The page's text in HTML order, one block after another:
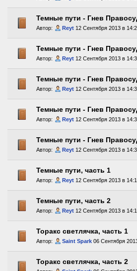
Темные пути - Гнев
Автор: Reyt 12 Сентября 2013 в
Темные пути - Гнев
Автор: Reyt 12 Сентября 2013 в
Темные пути - Гнев
Автор: Reyt 12 Сентября 2013 в
Темные пути - Гнев
Автор: Reyt 12 Сентября 2013 в
Темные пути - Гнев
Автор: Reyt 12 Сентября 2013 в
Темные пути, часть 1
Автор: Reyt 12 Сентября 2013 в
Темные пути, часть 2
Автор: Reyt 12 Сентября 2013 в
Торакс светлячка, часть 1
Автор: Saint Spark 06 Сентября
Торакс светлячка, часть 2